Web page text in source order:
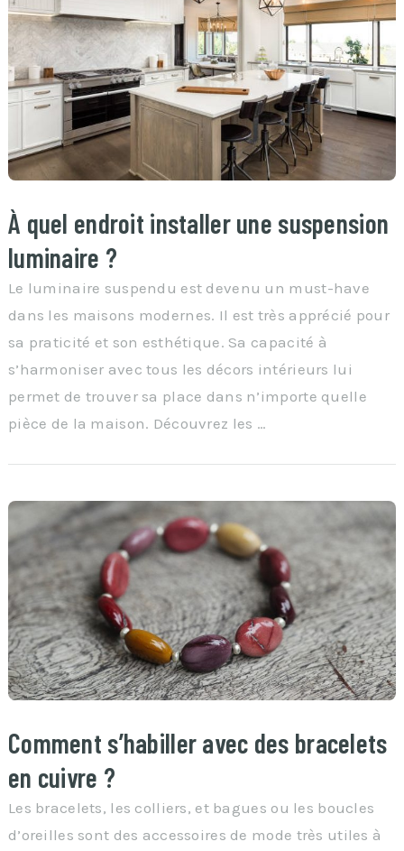
À quel endroit installer une suspension
luminaire ?
Le luminaire suspendu est devenu un must-have
dans les maisons modernes. Il est très apprécié pour
sa praticité et son esthétique. Sa capacité à
s’harmoniser avec tous les décors intérieurs lui
permet de trouver sa place dans n’importe quelle
pièce de la maison. Découvrez les …
Comment s’habiller avec des bracelets
en cuivre ?
Les bracelets, les colliers, et bagues ou les boucles
d’oreilles sont des accessoires de mode très utiles à